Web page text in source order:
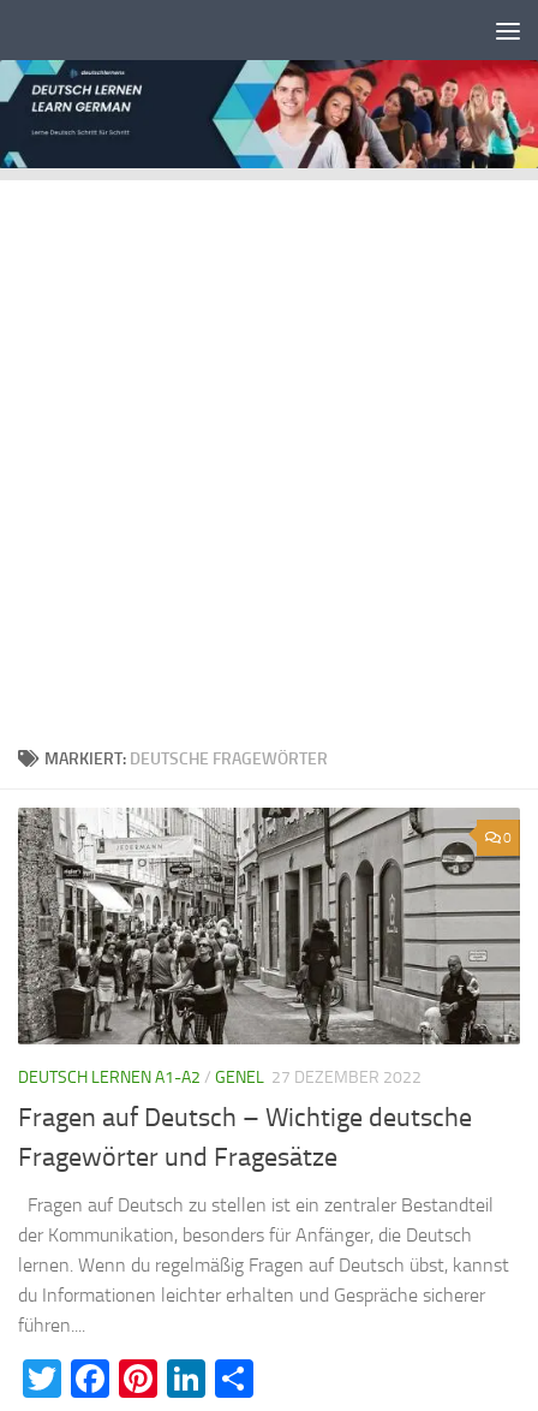
MARKIERT: DEUTSCHE FRAGEWÖRTER
0
DEUTSCH LERNEN A1-A2 / GENEL 27 DEZEMBER 2022
Fragen auf Deutsch – Wichtige deutsche
Fragewörter und Fragesätze
Fragen auf Deutsch zu stellen ist ein zentraler Bestandteil
der Kommunikation, besonders für Anfänger, die Deutsch
lernen. Wenn du regelmäßig Fragen auf Deutsch übst, kannst
du Informationen leichter erhalten und Gespräche sicherer
führen....
Twitter
Facebook
Pinterest
LinkedIn